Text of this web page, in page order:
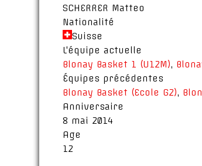
SCHERRER Matteo
Nationalité
Suisse
L'équipe actuelle
Blonay Basket 1 (U12M),
Équipes précédentes
Blonay Basket (Ecole G2),
Anniversaire
8 mai 2014
Age
12